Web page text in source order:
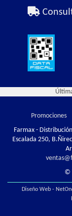
Promociones
Farmax -
Escalada 250,
©
Diseño Web -